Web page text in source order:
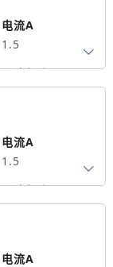
电流A
1.5
马达长度mm
0.25
电流A
1.5
马达长度mm
0.4
电流A